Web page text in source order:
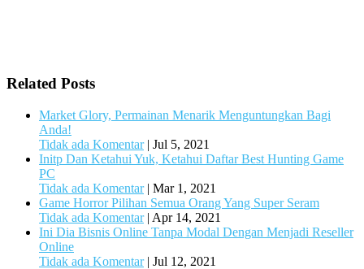
Related Posts
Market Glory, Permainan Menarik Menguntungkan Bagi
Anda!
Tidak ada Komentar| Jul 5, 2021
Initp Dan Ketahui Yuk, Ketahui Daftar Best Hunting Game
PC
Tidak ada Komentar| Mar 1, 2021
Game Horror Pilihan Semua Orang Yang Super Seram
Tidak ada Komentar| Apr 14, 2021
Ini Dia Bisnis Online Tanpa Modal Dengan Menjadi Reseller
Online
Tidak ada Komentar| Jul 12, 2021